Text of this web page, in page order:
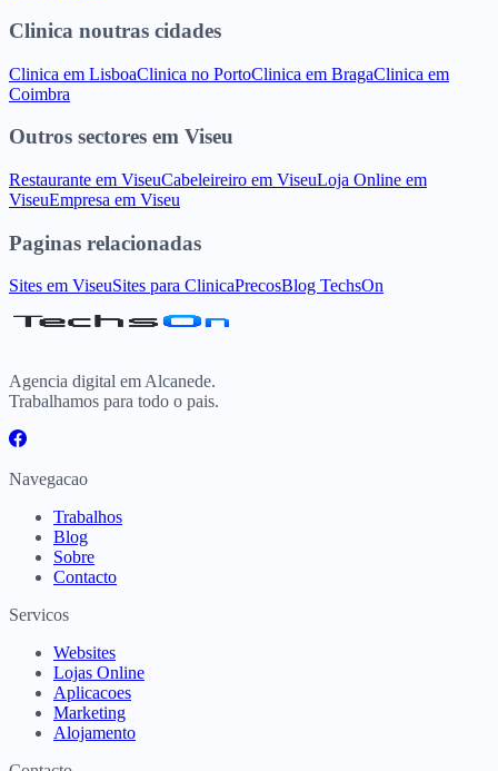
Clinica noutras cidades
Clinica em LisboaClinica no PortoClinica em BragaClinica em
Coimbra
Outros sectores em Viseu
Restaurante em ViseuCabeleireiro em ViseuLoja Online em
ViseuEmpresa em Viseu
Paginas relacionadas
Sites em ViseuSites para ClinicaPrecosBlog TechsOn
Agencia digital em Alcanede.
Trabalhamos para todo o pais.
Navegacao
Trabalhos
Blog
Sobre
Contacto
Servicos
Websites
Lojas Online
Aplicacoes
Marketing
Alojamento